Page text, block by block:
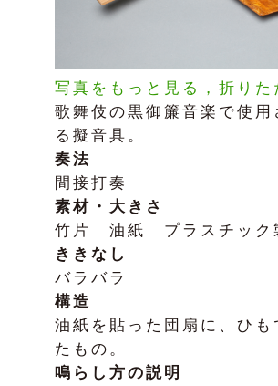
写真をもっと見る，折りた
歌舞伎の黒御簾音楽で使
る擬音具。
奏法
間接打奏
素材・大きさ
竹片 油紙 プラスチック
ききなし
バラバラ
構造
油紙を貼った団扇に、ひ
たもの。
鳴らし方の説明